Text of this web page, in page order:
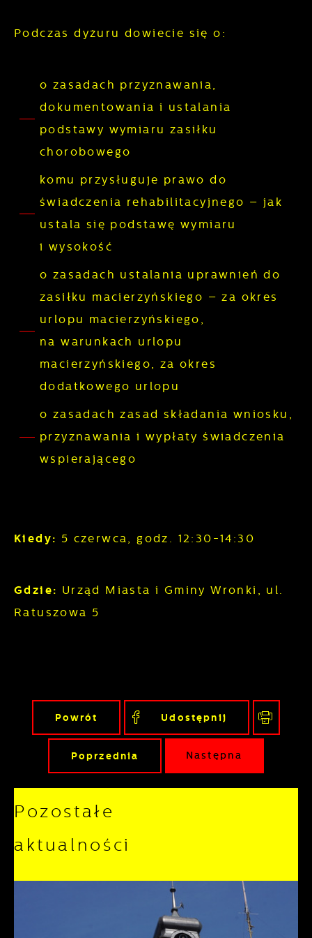
Podczas dyżuru dowiecie się o:
o zasadach przyznawania,
dokumentowania i ustalania
podstawy wymiaru zasiłku
chorobowego
komu przysługuje prawo do
świadczenia rehabilitacyjnego – jak
ustala się podstawę wymiaru
i wysokość
o zasadach ustalania uprawnień do
zasiłku macierzyńskiego – za okres
urlopu macierzyńskiego,
na warunkach urlopu
macierzyńskiego, za okres
dodatkowego urlopu
o zasadach zasad składania wniosku,
przyznawania i wypłaty świadczenia
wspierającego
Kiedy: 5 czerwca, godz. 12:30-14:30
Gdzie: Urząd Miasta i Gminy Wronki, ul.
Ratuszowa 5
Powrót Udostępnij
Poprzednia Następna
Pozostałe
aktualności
lub firm będących naszymi partnerami oraz
charakterze pośredników prezentujących
komunikatów mediów społecznościowych.